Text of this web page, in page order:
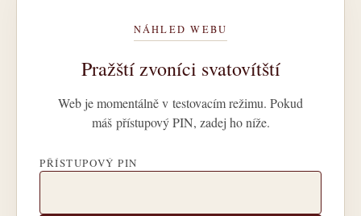
NÁHLED WEBU
Pražští zvoníci svatovítští
Web je momentálně v testovacím režimu. Pokud
máš přístupový PIN, zadej ho níže.
PŘÍSTUPOVÝ PIN